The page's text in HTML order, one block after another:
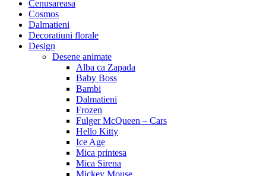
Cenusareasa
Cosmos
Dalmatieni
Decoratiuni florale
Design
Desene animate
Alba ca Zapada
Baby Boss
Bambi
Dalmatieni
Frozen
Fulger McQueen – Cars
Hello Kitty
Ice Age
Mica printesa
Mica Sirena
Mickey Mouse